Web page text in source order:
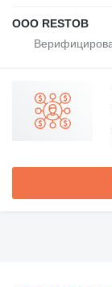
OOO RESTOB